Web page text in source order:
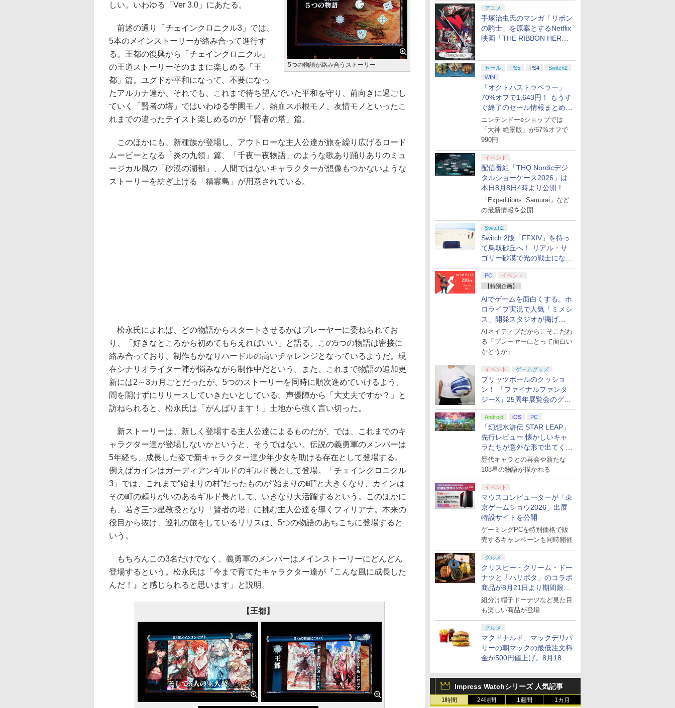
アニメ
手塚治虫氏のマンガ「リボン
の騎士」を原案とするNetflix
映画「THE RIBBON HERO
セール PS5 PS4
Switch2
WIN
「オクトパストラベラー」
70%オフで1,643円！ もうす
ぐ終了のセール情報まとめ
【8月8日更新】
ニンテンドーeショップでは
「大神 絶景版」が67%オフで
990円
イベント
配信番組「THQ Nordicデジ
タルショーケース2026」は
本日8月8日4時より公開！
「Expeditions: Samurai」など
の最新情報を公開
Switch2
Switch 2版「FFXIV」を持っ
て鳥取砂丘へ！ リアル・サ
ゴリー砂漠で光の戦士になっ
てみた
PC
イベント
【特別企画】
AIでゲームを面白くする。ホ
ロライブ実況で人気「ミメシ
ス」開発スタジオが掲げ
る“AI活用の信念”とは？【講
演レポート】
AIネイティブだからこそこだわ
る「プレーヤーにとって面白い
かどうか」
イベント ゲームグッズ
ブリッツボールのクッショ
ン！ 「ファイナルファンタ
ジーX」25周年展覧会のグッ
ズ情報が公開
Android iOS PC
「幻想水滸伝 STAR LEAP」
先行レビュー 懐かしいキャ
ラたちが意外な形で出てくる
シリーズ完全新作！
歴代キャラとの再会や新たな
108星の物語が描かれる
イベント
マウスコンピューターが「東
京ゲームショウ2026」出展
特設サイトを公開
ゲーミングPCを特別価格で販
売するキャンペーンも同時開催
グルメ
クリスピー・クリーム・ドー
ナツと「ハリポタ」のコラボ
商品が8月21日より期間限定
で発売
組分け帽子ドーナツなど見た目
も楽しい商品が登場
グルメ
マクドナルド、マックデリバ
リーの朝マックの最低注文料
金が500円値上げ。8月18日
Impress Watchシリーズ 人気記事
1時間 24時間 1週間 1カ月
5つの物語が絡み合うストーリー
しい。いわゆる「Ver 3.0」にあたる。
前述の通り「チェインクロニクル3」では、
5本のメインストーリーが絡み合って進行す
る。王都の復興から「チェインクロニクル」
の王道ストーリーそのままに楽しめる「王
都」篇。ユグドが平和になって、不要になっ
たアルカナ達が、それでも、これまで待ち望んでいた平和を守り、前向きに過ごし
ていく「賢者の塔」ではいわゆる学園モノ、熱血スポ根モノ、友情モノといったこ
れまでの違ったテイスト楽しめるのが「賢者の塔」篇。
このほかにも、新種族が登場し、アウトローな主人公達が旅を繰り広げるロード
ムービーとなる「炎の九領」篇、「千夜一夜物語」のような歌あり踊りありのミュ
ージカル風の「砂漠の湖都」、人間ではないキャラクターが想像もつかないような
ストーリーを紡ぎ上げる「精霊島」が用意されている。
松永氏によれば、どの物語からスタートさせるかはプレーヤーに委ねられてお
り、「好きなところから初めてもらえればいい」と語る。この5つの物語は密接に
絡み合っており、制作もかなりハードルの高いチャレンジとなっているようだ。現
在シナリオライター陣が悩みながら制作中だという。また、これまで物語の追加更
新には2～3カ月ごとだったが、5つのストーリーを同時に順次進めていけるよう、
間を開けずにリリースしていきたいとしている。声優陣から「大丈夫ですか？」と
訪ねられると、松永氏は「がんばります！」土地から強く言い切った。
新ストーリーは、新しく登場する主人公達によるものだが、では、これまでのキ
ャラクター達が登場しないかというと、そうではない。伝説の義勇軍のメンバーは
5年経ち、成長した姿で新キャラクター達少年少女を助ける存在として登場する。
例えばカインはガーディアンギルドのギルド長として登場。「チェインクロニクル
3」では、これまで“始まりの村”だったものが“始まりの町”と大きくなり、カインは
その町の頼りがいのあるギルド長として、いきなり大活躍するという。このほかに
も、若き三つ星教授となり「賢者の塔」に挑む主人公達を導くフィリアナ。本来の
役目から抜け、巡礼の旅をしているリリスは、5つの物語のあちこちに登場すると
いう。
もちろんこの3名だけでなく、義勇軍のメンバーはメインストーリーにどんどん
登場するという。松永氏は「今まで育てたキャラクター達が『こんな風に成長した
んだ！』と感じられると思います」と説明。
【王都】